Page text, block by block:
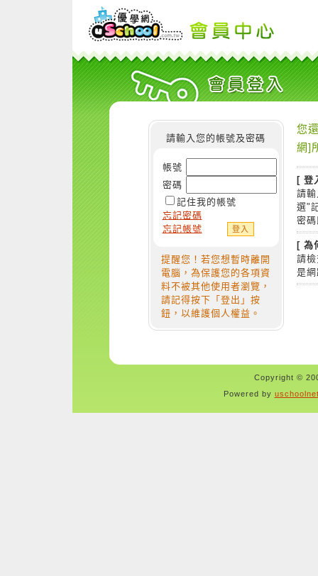
請輸入您的帳號及密碼
帳號
密碼
記住我的帳號
忘記密碼
忘記帳號
提醒您！若您想暫時離開
電腦，為保護您的各項資
料不被其他使用者瀏覽，
請記得按下「登出」按
鈕，以維護個人權益。
您
網]
[ 登
請
選"
密
[ 為
請
是
Copyright ©
Powered by